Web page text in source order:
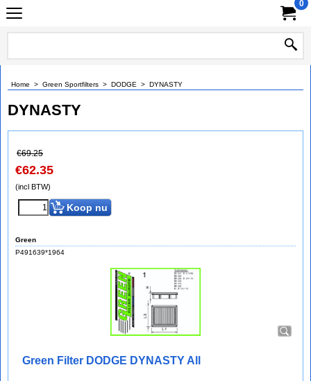
0
Home > Green Sportfilters > DODGE > DYNASTY
DYNASTY
€69.25
€62.35
(incl BTW)
Koop nu
Green
P491639*1964
Green Filter DODGE DYNASTY All